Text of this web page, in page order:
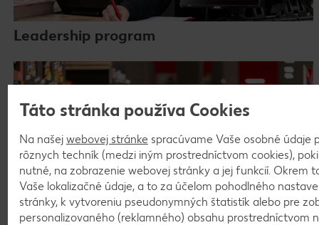
Leadership program
Táto stránka používa Cookies
Na našej webovej stránke spracúvame Vaše osobné údaje
rôznych techník (medzi iným prostredníctvom cookies),
nutné, na zobrazenie webovej stránky a jej funkcií. Okrem
Vaše lokalizačné údaje, a to za účelom pohodlného
stránky, k vytvoreniu pseudonymných štatistík alebo pre
personalizovaného (reklamného) obsahu prostredníctvom